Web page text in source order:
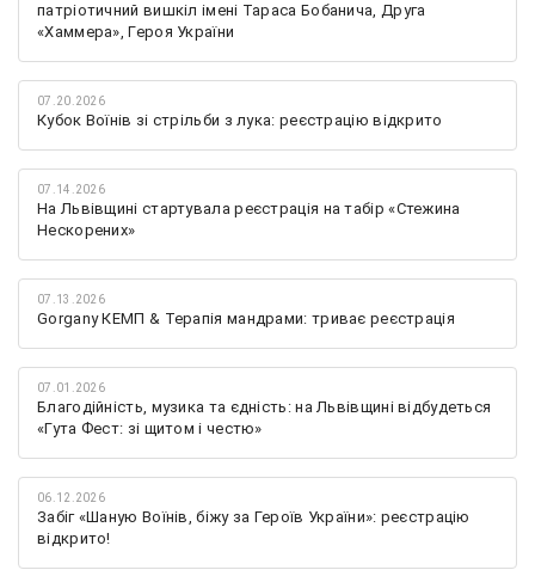
патріотичний вишкіл імені Тараса Бобанича, Друга
«Хаммера», Героя України
07.20.2026
Кубок Воїнів зі стрільби з лука: реєстрацію відкрито
07.14.2026
На Львівщині стартувала реєстрація на табір «Стежина
Нескорених»
07.13.2026
Gorgany КЕМП & Терапія мандрами: триває реєстрація
07.01.2026
Благодійність, музика та єдність: на Львівщині відбудеться
«Гута Фест: зі щитом і честю»
06.12.2026
Забіг «Шаную Воїнів, біжу за Героїв України»: реєстрацію
відкрито!